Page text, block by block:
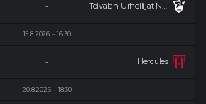
Toivalan Urheilijat Naiset
-
15.8.2026 16:30
Hercules
-
20.8.2026 18:30